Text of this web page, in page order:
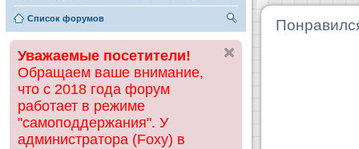
Список форумов
ск
Уважаемые посетители!
Обращаем ваше внимание,
что с 2018 года форум
работает в режиме
"самоподдержания". У
администратора (Foxy) в